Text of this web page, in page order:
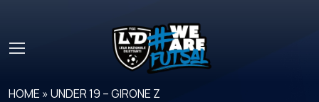
HOME »UNDER 19 – GIRONE Z